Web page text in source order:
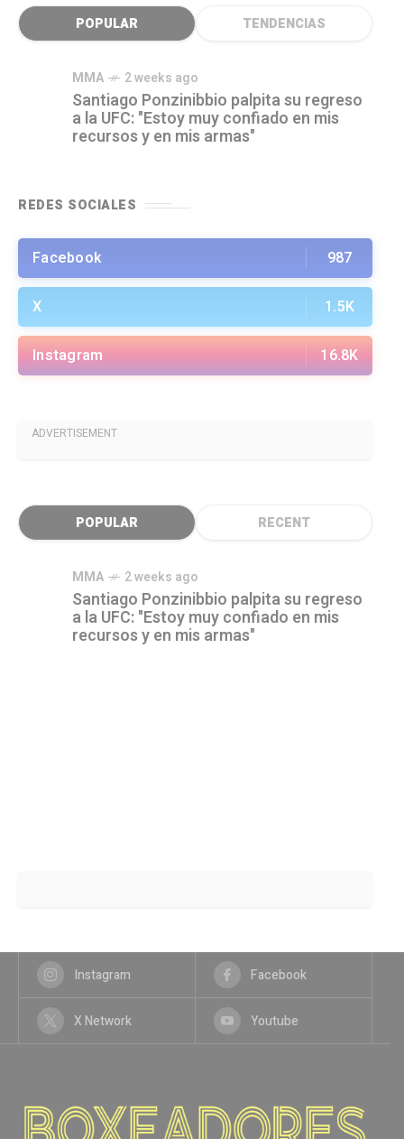
POPULAR TENDENCIAS
MMA 2 weeks ago
Santiago Ponzinibbio palpita su regreso
a la UFC: "Estoy muy confiado en mis
recursos y en mis armas"
REDES SOCIALES
Facebook 987
X 1.5K
Instagram 16.8K
ADVERTISEMENT
POPULAR RECENT
MMA 2 weeks ago
Santiago Ponzinibbio palpita su regreso
a la UFC: "Estoy muy confiado en mis
recursos y en mis armas"
Instagram Facebook
X Network Youtube